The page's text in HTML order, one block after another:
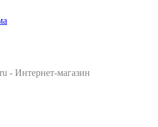
- Интернет-магазин